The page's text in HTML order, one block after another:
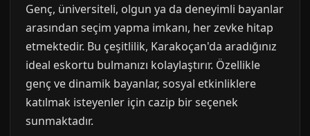
Genç, üniversiteli, olgun ya da deneyimli bayanlar
arasından seçim yapma imkanı, her zevke hitap
etmektedir. Bu çeşitlilik, Karakoçan'da aradığınız
ideal eskortu bulmanızı kolaylaştırır. Özellikle
genç ve dinamik bayanlar, sosyal etkinliklere
katılmak isteyenler için cazip bir seçenek
sunmaktadır.